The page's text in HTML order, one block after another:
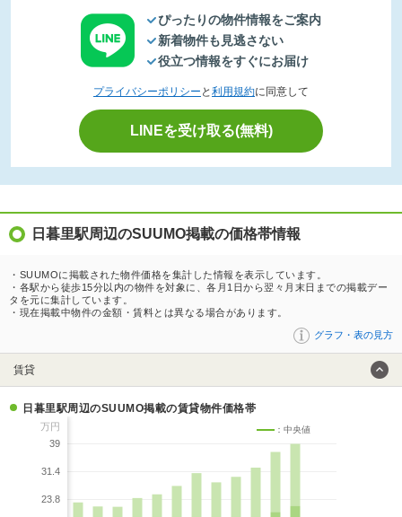
ぴったりの物件情報をご案内
新着物件も見逃さない
役立つ情報をすぐにお届け
プライバシーポリシー と 利用規約に同意して
LINEを受け取る(無料)
日暮里駅周辺のSUUMO掲載の価格帯情報
・SUUMOに掲載された物件価格を集計した情報を表示しています。
・各駅から徒歩15分以内の物件を対象に、各月1日から翌々月末日までの掲載デー
タを元に集計しています。
・現在掲載中物件の金額・賃料とは異なる場合があります。
グラフ・表の見方
賃貸
日暮里駅周辺のSUUMO掲載の賃貸物件価格帯
万円
39
31.4
23.8
：中央値